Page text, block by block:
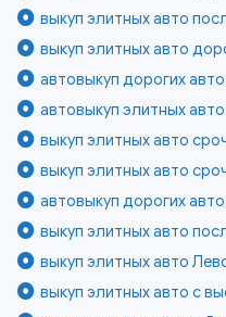
выкуп элитных авто
выкуп элитных авто
автовыкуп дорогих
автовыкуп элитных
выкуп элитных авто
выкуп элитных авто
автовыкуп дорогих
выкуп элитных авто
выкуп элитных авто
выкуп элитных авто с